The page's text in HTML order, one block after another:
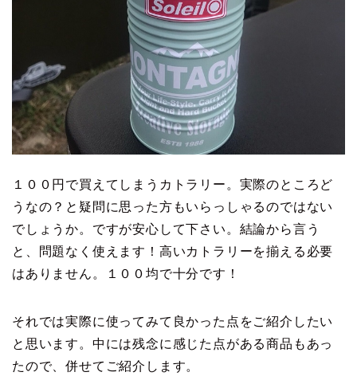
１００円で買えてしまうカトラリー。実際のところど
うなの？と疑問に思った方もいらっしゃるのではない
でしょうか。ですが安心して下さい。結論から言う
と、問題なく使えます！高いカトラリーを揃える必要
はありません。１００均で十分です！
それでは実際に使ってみて良かった点をご紹介したい
と思います。中には残念に感じた点がある商品もあっ
たので、併せてご紹介します。